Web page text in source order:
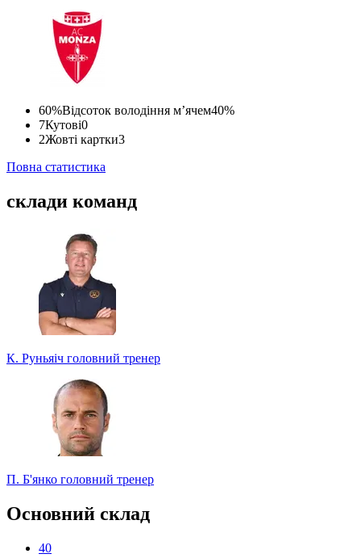
60%Відсоток володіння м’ячем40%
7Кутові0
2Жовті картки3
Повна статистика
склади команд
К. Руньяіч головний тренер
П. Б'янко головний тренер
Основний склад
40